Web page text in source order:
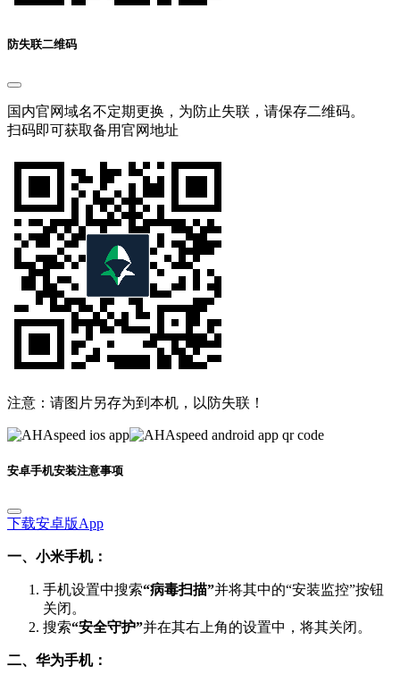
防失联二维码
国内官网域名不定期更换，为防止失联，请保存二维码。
扫码即可获取备用官网地址
注意：请图片另存为到本机，以防失联！
安卓手机安装注意事项
下载安卓版App
一、小米手机：
手机设置中搜索“病毒扫描”并将其中的“安装监控”按钮
关闭。
搜索“安全守护”并在其右上角的设置中，将其关闭。
二、华为手机：